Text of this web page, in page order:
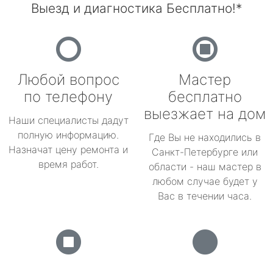
Выезд и диагностика Бесплатно!*
Любой вопрос
по телефону
Наши специалисты дадут
полную информацию.
Назначат цену ремонта и
время работ.
Мастер
бесплатно
выезжает на дом
Где Вы не находились в
Санкт-Петербурге или
области - наш мастер в
любом случае будет у
Вас в течении часа.